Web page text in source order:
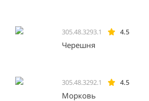
305.48.3293.1 4.5
Черешня
305.48.3292.1 4.5
Морковь